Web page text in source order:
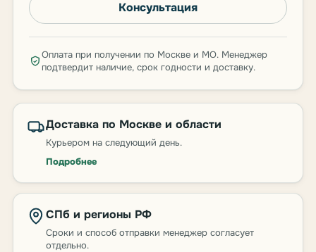
Консультация
Оплата при получении по Москве и МО. Менеджер
подтвердит наличие, срок годности и доставку.
Доставка по Москве и области
Курьером на следующий день.
Подробнее
СПб и регионы РФ
Сроки и способ отправки менеджер согласует
отдельно.